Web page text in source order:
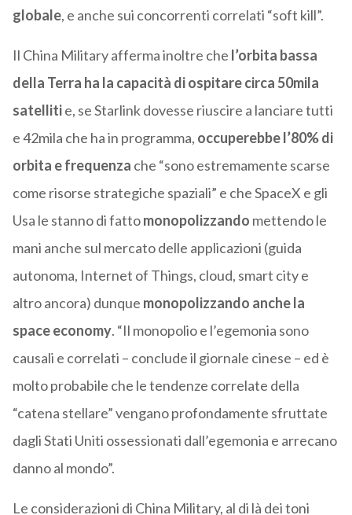
globale, e anche sui concorrenti correlati “soft kill”.
Il China Military afferma inoltre che l’orbita bassa
della Terra ha la capacità di ospitare circa 50mila
satellitie, se Starlink dovesse riuscire a lanciare tutti
e 42mila che ha in programma, occuperebbe l’80% di
orbita e frequenza che “sono estremamente scarse
come risorse strategiche spaziali” e che SpaceX e gli
Usa le stanno di fattomonopolizzando mettendo le
mani anche sul mercato delle applicazioni (guida
autonoma, Internet of Things, cloud, smart city e
altro ancora) dunque monopolizzando anche la
space economy. “Il monopolio e l’egemonia sono
causali e correlati – conclude il giornale cinese – ed è
molto probabile che le tendenze correlate della
“catena stellare” vengano profondamente sfruttate
dagli Stati Uniti ossessionati dall’egemonia e arrecano
danno al mondo”.
Le considerazioni di China Military, al di là dei toni